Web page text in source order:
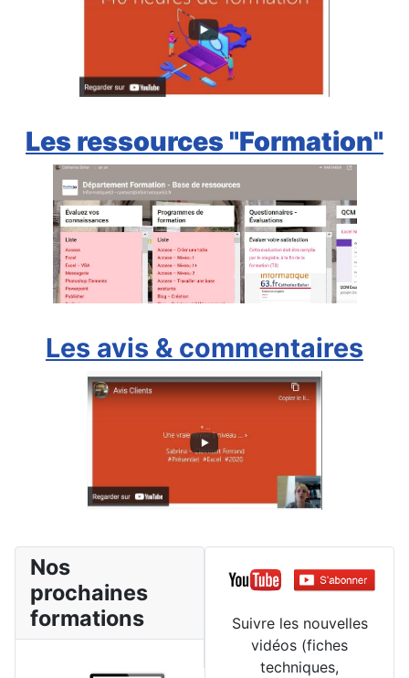
Les ressources "Formation"
Les avis & commentaires
Nos
prochaines
formations
Suivre les nouvelles
vidéos (fiches
techniques,